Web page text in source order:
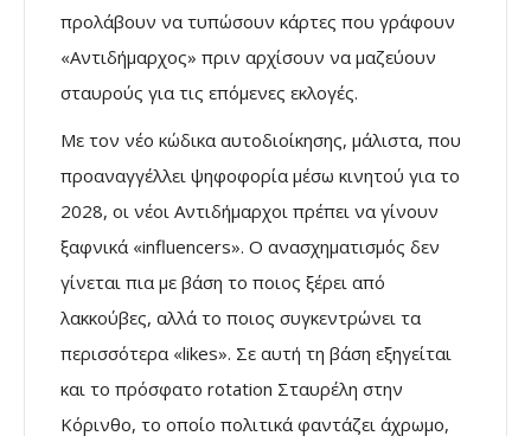
προλάβουν να τυπώσουν κάρτες που γράφουν
«Αντιδήμαρχος» πριν αρχίσουν να μαζεύουν
σταυρούς για τις επόμενες εκλογές.
Με τον νέο κώδικα αυτοδιοίκησης, μάλιστα, που
προαναγγέλλει ψηφοφορία μέσω κινητού για το
2028, οι νέοι Αντιδήμαρχοι πρέπει να γίνουν
ξαφνικά «influencers». Ο ανασχηματισμός δεν
γίνεται πια με βάση το ποιος ξέρει από
λακκούβες, αλλά το ποιος συγκεντρώνει τα
περισσότερα «likes». Σε αυτή τη βάση εξηγείται
και το πρόσφατο rotation Σταυρέλη στην
Κόρινθο, το οποίο πολιτικά φαντάζει άχρωμο,